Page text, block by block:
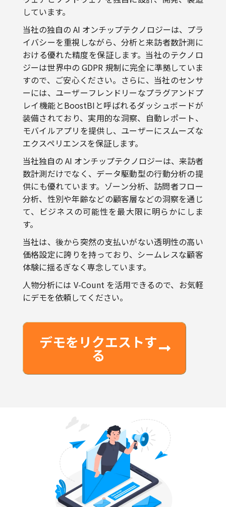
当社の独自の AI オンチップテクノロジーは、プラ
イバシーを重視しながら、分析と来訪者数計測に
おける優れた精度を保証します。当社のテクノロ
ジーは世界中の GDPR 規制に完全に準拠していま
すので、ご安心ください。さらに、当社のセンサ
ーには、ユーザーフレンドリーなプラグアンドプ
レイ機能とBoostBIと呼ばれるダッシュボードが
装備されており、実用的な洞察、自動レポート、
モバイルアプリを提供し、ユーザーにスムーズな
エクスペリエンスを保証します。
当社独自の AI オンチップテクノロジーは、来訪者
数計測だけでなく、データ駆動型の行動分析の提
供にも優れています。ゾーン分析、訪問者フロー
分析、性別や年齢などの顧客層などの洞察を通じ
て、ビジネスの可能性を最大限に明らかにしま
す。
当社は、後から突然の支払いがない透明性の高い
価格設定に誇りを持っており、シームレスな顧客
体験に揺るぎなく専念しています。
人物分析には V-Count を活用できるので、お気軽
にデモを依頼してください。
デモをリクエストす
る